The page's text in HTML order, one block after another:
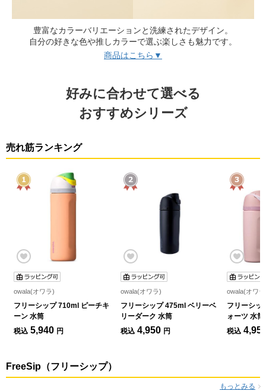
豊富なカラーバリエーションと洗練されたデザイン。
自分の好きな色や推しカラーで選ぶ楽しさも魅力です。
商品はこちら▼
好みに合わせて選べる
おすすめシリーズ
売れ筋ランキング
owala(オワラ)
フリーシップ 710ml ピーチキ
ーン 水筒
税込 5,940 円
owala(オワラ)
フリーシップ 475ml ベリーベ
リーダーク 水筒
税込 4,950 円
owala(オワ
フリーシッ
ォーツ 水筒
税込
FreeSip（フリーシップ）
もっとみる